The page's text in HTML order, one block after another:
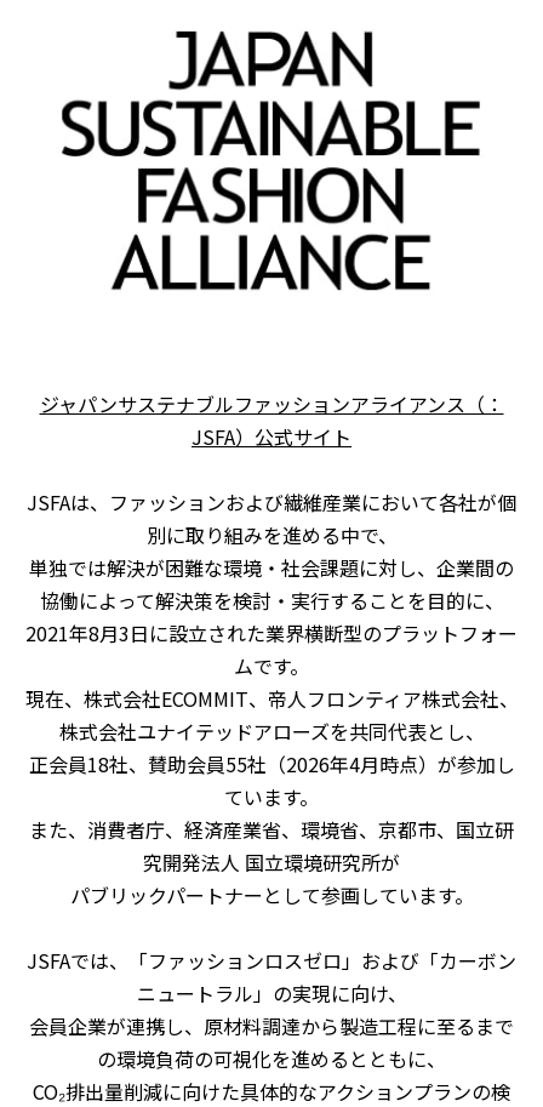
ジャパンサステナブルファッションアライアンス（：
JSFA）公式サイト
JSFAは、ファッションおよび繊維産業において各社が個
別に取り組みを進める中で、
単独では解決が困難な環境・社会課題に対し、企業間の
協働によって解決策を検討・実行することを目的に、
2021年8月3日に設立された業界横断型のプラットフォー
ムです。
現在、 株式会社ECOMMIT、帝人フロンティア株式会社、
株式会社ユナイテッドアローズを共同代表とし、
正会員18社、賛助会員55社（2026年4月時点）が参加し
ています。
また、消費者庁、経済産業省、環境省、京都市、国立研
究開発法人 国立環境研究所が
パブリックパートナーとして参画しています。
JSFAでは、「ファッションロスゼロ」および「カーボン
ニュートラル」の実現に向け、
会員企業が連携し、原材料調達から製造工程に至るまで
の環境負荷の可視化を進めるとともに、
CO₂排出量削減に向けた具体的なアクションプランの検